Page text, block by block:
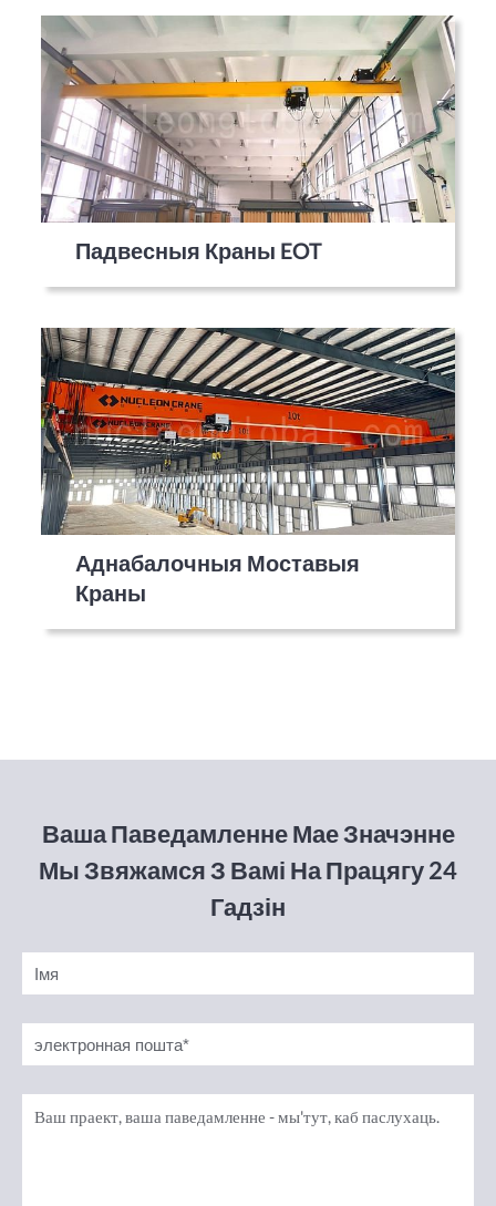
Падвесныя Краны EOT
Аднабалочныя Моставыя
Краны
Ваша Паведамленне Мае Значэнне
Мы Звяжамся З Вамі На Працягу 24
Гадзін